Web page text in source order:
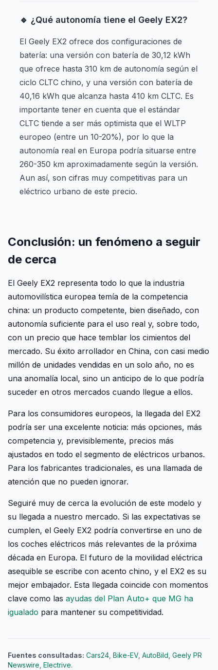
🔹 ¿Qué autonomía tiene el Geely EX2?
El Geely EX2 ofrece dos configuraciones de
batería: una versión con batería de 30,12 kWh
que ofrece hasta 310 km de autonomía según el
ciclo CLTC chino, y una versión con batería de
40,16 kWh que alcanza hasta 410 km CLTC. Es
importante tener en cuenta que el estándar
CLTC tiende a ser más optimista que el WLTP
europeo (entre un 10-20%), por lo que la
autonomía real en Europa podría situarse entre
260-350 km aproximadamente según la versión.
Aun así, son cifras muy competitivas para un
eléctrico urbano de este precio.
Conclusión: un fenómeno a seguir
de cerca
El Geely EX2 representa todo lo que la industria
automovilística europea temía de la competencia
china: un producto competente, bien diseñado, con
autonomía suficiente para el uso real y, sobre todo,
con un precio que hace temblar los cimientos del
mercado. Su éxito arrollador en China, con casi medio
millón de unidades vendidas en un solo año, no es
una anomalía local, sino un anticipo de lo que podría
suceder en otros mercados cuando llegue a ellos.
Para los consumidores europeos, la llegada del EX2
podría ser una excelente noticia: más opciones, más
competencia y, previsiblemente, precios más
ajustados en todo el segmento de eléctricos urbanos.
Para los fabricantes tradicionales, es una llamada de
atención que no pueden ignorar.
Seguiré muy de cerca la evolución de este modelo y
su llegada a nuestro mercado. Si las expectativas se
cumplen, el Geely EX2 podría convertirse en uno de
los coches eléctricos más relevantes de la próxima
década en Europa. El futuro de la movilidad eléctrica
asequible se escribe con acento chino, y el EX2 es su
mejor embajador. Esta llegada coincide con momentos
clave como las ayudas del Plan Auto+ que MG ha
igualado para mantener su competitividad.
Fuentes consultadas: Cars24 Bike-EV, AutoBild Geely PR
Newswire Electrive.